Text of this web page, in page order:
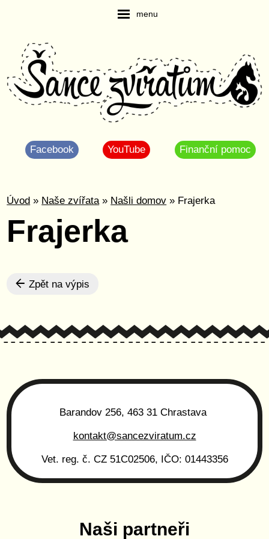
menu
Facebook YouTube Finanční pomoc
Úvod » Naše zvířata» Našli domov » Frajerka
Frajerka
Zpět na výpis
Barandov 256, 463 31 Chrastava
kontakt@sancezviratum.cz
Vet. reg. č. CZ 51C02506, IČO: 01443356
Naši partneři